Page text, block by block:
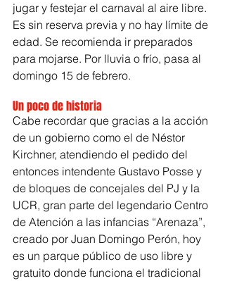
jugar y festejar el carnaval al aire libre.
Es sin reserva previa y no hay límite de
edad. Se recomienda ir preparados
para mojarse. Por lluvia o frío, pasa al
domingo 15 de febrero.
Un poco de historia
Cabe recordar que gracias a la acción
de un gobierno como el de Néstor
Kirchner, atendiendo el pedido del
entonces intendente Gustavo Posse y
de bloques de concejales del PJ y la
UCR, gran parte del legendario Centro
de Atención a las infancias “Arenaza”,
creado por Juan Domingo Perón, hoy
es un parque público de uso libre y
gratuito donde funciona el tradicional